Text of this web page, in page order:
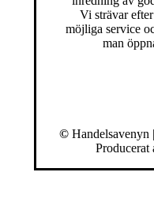
Vi strävar
möjliga service
man
© Handelsavenyn
Producerat